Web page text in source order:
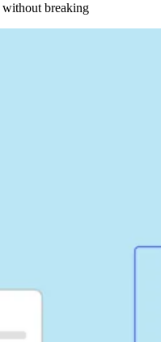
without breaking